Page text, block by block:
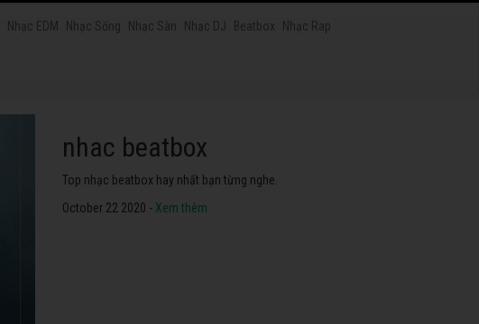
Nhạc EDM Nhạc Sống Nhạc Sàn Nhạc DJ Beatbox Nhạc Rap
nhac dance
Những bài nhạc dance tuyển chọn 2020 hay nhất.
October 22 2020 - Xem thêm